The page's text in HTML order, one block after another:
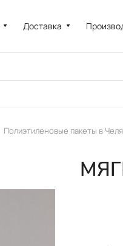
Доставка
Полиэтиленовые пакеты в